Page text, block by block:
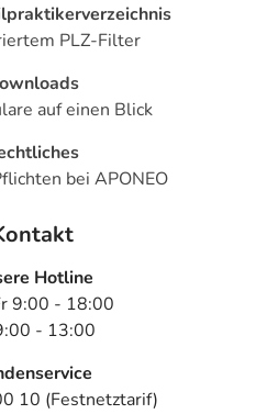
PLZ-Filter
auf einen Blick
bei APONEO
Hotline
9:00 - 18:00
- 13:00
10 (Festnetztarif)